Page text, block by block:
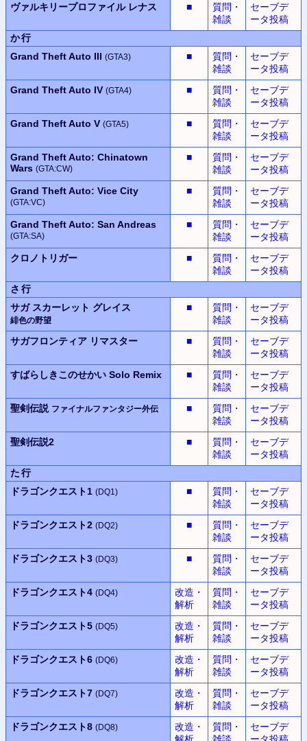
ヴァルキリープロファイル レナス ■
質問・
雑談
セーブデ
ータ投稿
か行
Grand Theft Auto III (GTA3) ■
質問・
雑談
セーブデ
ータ投稿
Grand Theft Auto IV (GTA4) ■
質問・
雑談
セーブデ
ータ投稿
Grand Theft Auto V (GTA5) ■
質問・
雑談
セーブデ
ータ投稿
Grand Theft Auto: Chinatown
Wars (GTA:CW)
■
質問・
雑談
セーブデ
ータ投稿
Grand Theft Auto: Vice City
(GTA:VC)
■
質問・
雑談
セーブデ
ータ投稿
Grand Theft Auto: San Andreas
(GTA:SA)
■
質問・
雑談
セーブデ
ータ投稿
クロノトリガー
■
質問・
雑談
セーブデ
ータ投稿
さ行
サガ スカーレット グレイス
緋色の野望
■
質問・
雑談
セーブデ
ータ投稿
サガフロンティア リマスター ■
質問・
雑談
セーブデ
ータ投稿
すばらしきこのせかい Solo Remix ■
質問・
雑談
セーブデ
ータ投稿
聖剣伝説 ファイナルファンタジー外伝 ■
質問・
雑談
セーブデ
ータ投稿
聖剣伝説2
■
質問・
雑談
セーブデ
ータ投稿
た行
ドラゴンクエスト1 (DQ1) ■
質問・
雑談
セーブデ
ータ投稿
ドラゴンクエスト2 (DQ2) ■
質問・
雑談
セーブデ
ータ投稿
ドラゴンクエスト3 (DQ3) ■
質問・
雑談
セーブデ
ータ投稿
ドラゴンクエスト4 (DQ4)
改造・
解析
質問・
雑談
セーブデ
ータ投稿
ドラゴンクエスト5 (DQ5)
改造・
解析
質問・
雑談
セーブデ
ータ投稿
ドラゴンクエスト6 (DQ6)
改造・
解析
質問・
雑談
セーブデ
ータ投稿
ドラゴンクエスト7 (DQ7)
改造・
解析
質問・
雑談
セーブデ
ータ投稿
ドラゴンクエスト8 (DQ8)
改造・
質問・
セーブデ